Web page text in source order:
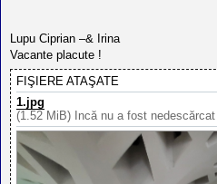
Lupu Ciprian –& Irina
Vacante placute !
FIŞIERE ATAŞATE
1.jpg
(1.52 MiB) Încă nu a fost nedescărcat